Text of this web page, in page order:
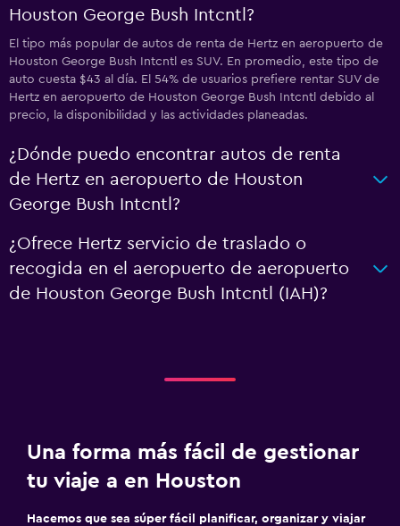
Houston George Bush Intcntl?
El tipo más popular de autos de renta de Hertz en aeropuerto de
Houston George Bush Intcntl es SUV. En promedio, este tipo de
auto cuesta $43 al día. El 54% de usuarios prefiere rentar SUV de
Hertz en aeropuerto de Houston George Bush Intcntl debido al
precio, la disponibilidad y las actividades planeadas.
¿Dónde puedo encontrar autos de renta
de Hertz en aeropuerto de Houston
George Bush Intcntl?
¿Ofrece Hertz servicio de traslado o
recogida en el aeropuerto de aeropuerto
de Houston George Bush Intcntl (IAH)?
Una forma más fácil de gestionar
tu viaje a en Houston
Hacemos que sea súper fácil planificar, organizar y viajar